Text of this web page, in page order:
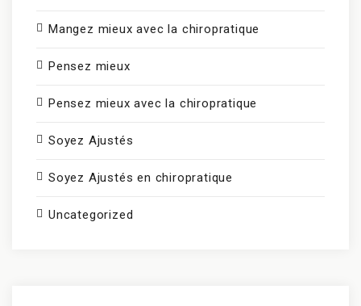
Mangez mieux avec la chiropratique
Pensez mieux
Pensez mieux avec la chiropratique
Soyez Ajustés
Soyez Ajustés en chiropratique
Uncategorized